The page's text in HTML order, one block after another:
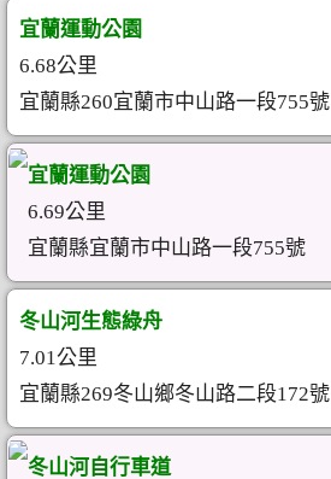
宜蘭運動公園
6.68公里
宜蘭縣260宜蘭市中山路一段755號
宜蘭運動公園
6.69公里
宜蘭縣宜蘭市中山路一段755號
冬山河生態綠舟
7.01公里
宜蘭縣269冬山鄉冬山路二段172號
冬山河自行車道